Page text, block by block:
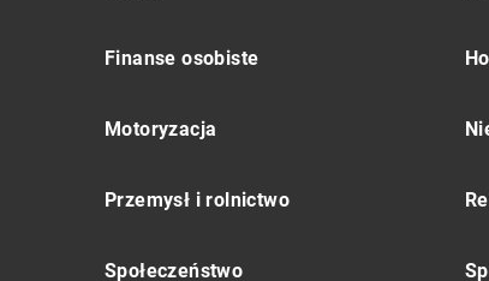
Finanse osobiste
Motoryzacja
Przemysł i rolnictwo
Społeczeństwo